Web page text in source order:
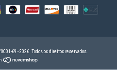
69 - 2026. Todos os direitos reservados.